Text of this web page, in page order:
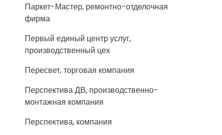
Паркет-Мастер, ремонтно-отделочная
фирма
Первый единый центр услуг,
производственный цех
Пересвет, торговая компания
Перспектива ДВ, производственно-
монтажная компания
Перспектива, компания